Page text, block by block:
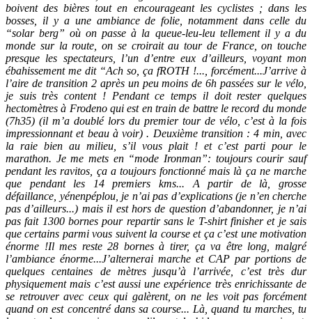
boivent des bières tout en encourageant les cyclistes ; dans les
bosses, il y a une ambiance de folie, notamment dans celle du
“solar berg” où on passe à la queue-leu-leu tellement il y a du
monde sur la route, on se croirait au tour de France, on touche
presque les spectateurs, l’un d’entre eux d’ailleurs, voyant mon
ébahissement me dit “Ach so, ça fROTH !..., forcément...J’arrive à
l’aire de transition 2 après un peu moins de 6h passées sur le vélo,
je suis très content ! Pendant ce temps il doit rester quelques
hectomètres à Frodeno qui est en train de battre le record du monde
(7h35) (il m’a doublé lors du premier tour de vélo, c’est à la fois
impressionnant et beau à voir) . Deuxième transition : 4 min, avec
la raie bien au milieu, s’il vous plait ! et c’est parti pour le
marathon. Je me mets en “mode Ironman”: toujours courir sauf
pendant les ravitos, ça a toujours fonctionné mais là ça ne marche
que pendant les 14 premiers kms... A partir de là, grosse
défaillance, yénenpéplou, je n’ai pas d’explications (je n’en cherche
pas d’ailleurs...) mais il est hors de question d’abandonner, je n’ai
pas fait 1300 bornes pour repartir sans le T-shirt finisher et je sais
que certains parmi vous suivent la course et ça c’est une motivation
énorme !Il mes reste 28 bornes à tirer, ça va être long, malgré
l’ambiance énorme...J’alternerai marche et CAP par portions de
quelques centaines de mètres jusqu’à l’arrivée, c’est très dur
physiquement mais c’est aussi une expérience très enrichissante de
se retrouver avec ceux qui galèrent, on ne les voit pas forcément
quand on est concentré dans sa course... Là, quand tu marches, tu